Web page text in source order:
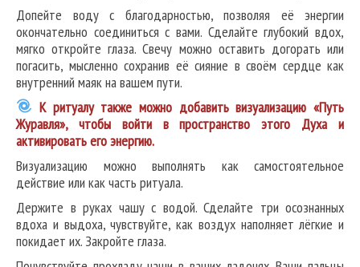
Допейте воду с благодарностью, позволяя её энергии
окончательно соединиться с вами. Сделайте глубокий вдох,
мягко откройте глаза. Свечу можно оставить догорать или
погасить, мысленно сохранив её сияние в своём сердце как
внутренний маяк на вашем пути.
К ритуалу также можно добавить визуализацию «Путь
Журавля», чтобы войти в пространство этого Духа и
активировать его энергию.
Визуализацию можно выполнять как самостоятельное
действие или как часть ритуала.
Держите в руках чашу с водой. Сделайте три осознанных
вдоха и выдоха, чувствуйте, как воздух наполняет лёгкие и
покидает их. Закройте глаза.